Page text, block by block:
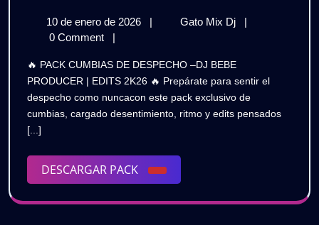
DE
DESPECHO
–
DJ
PRODUCER
–
EDITS
10 de enero de 2026
10
de
2026
| Gato Mix Dj
PACK
–
DJ
BEBE
Gratis
|
0 Comment
|
🔥 PACK CUMBIAS DE DESPECHO –DJ BEBE
PRODUCER | EDITS 2K26 🔥 Prepárate para sentir el
despecho como nuncacon este pack exclusivo de
cumbias, cargado desentimiento, ritmo y edits pensados
[...]
DESCARGAR PACK
DESCARGAR
PACK